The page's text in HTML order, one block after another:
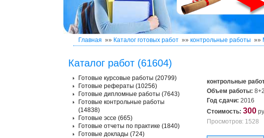
Главная »» Каталог готовых работ »» контрольные работы »»
контрольные
Объем работы:
Год сдачи: 2016
Стоимость: 300
Просмотров: 1528
Каталог работ (61604)
Готовые курсовые работы (20799)
Готовые рефераты (10256)
Готовые дипломные работы (7643)
Готовые контрольные работы
(14838)
Готовые эссе (665)
Готовые отчеты по практике (1840)
Готовые доклады (724)